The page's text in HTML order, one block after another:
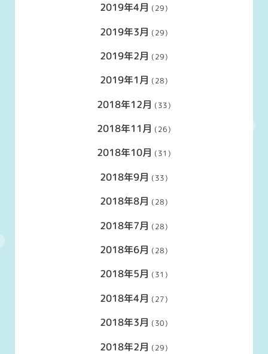
2019年4月 (29)
2019年3月 (29)
2019年2月 (29)
2019年1月 (28)
2018年12月 (33)
2018年11月 (26)
2018年10月 (31)
2018年9月 (33)
2018年8月 (28)
2018年7月 (28)
2018年6月 (28)
2018年5月 (31)
2018年4月 (27)
2018年3月 (30)
2018年2月 (29)